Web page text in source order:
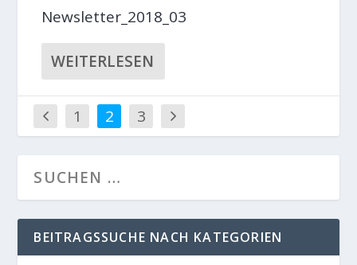
Newsletter_2018_03
WEITERLESEN
1 2 3
BEITRAGSSUCHE NACH KATEGORIEN